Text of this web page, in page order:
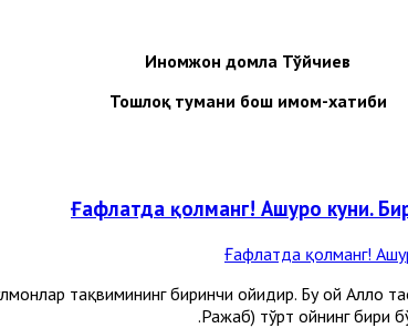
Иномжон домла Тўйчиев
Тошлоқ тумани бош имом-хатиби
Ғафлатда қолманг! Ашуро куни.
тақвимининг биринчи ойидир. Бу ой Аллоҳ
Ражаб) тўрт ойнинг бири